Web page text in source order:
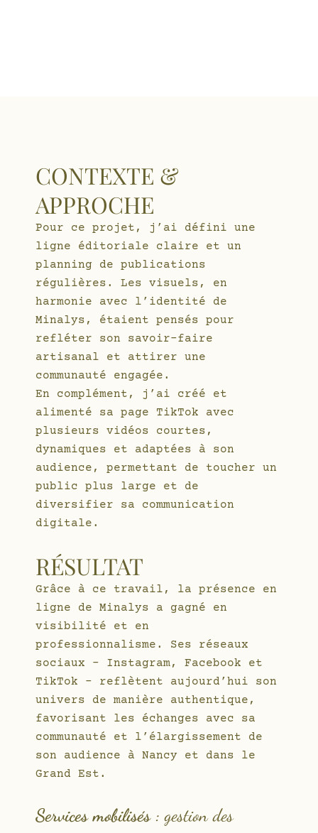
CONTEXTE &
APPROCHE
Pour ce projet, j’ai défini une
ligne éditoriale claire et un
planning de publications
régulières. Les visuels, en
harmonie avec l’identité de
Minalys, étaient pensés pour
refléter son savoir-faire
artisanal et attirer une
communauté engagée.
En complément, j’ai créé et
alimenté sa page TikTok avec
plusieurs vidéos courtes,
dynamiques et adaptées à son
audience, permettant de toucher un
public plus large et de
diversifier sa communication
digitale.
RÉSULTAT
Grâce à ce travail, la présence en
ligne de Minalys a gagné en
visibilité et en
professionnalisme. Ses réseaux
sociaux – Instagram, Facebook et
TikTok – reflètent aujourd’hui son
univers de manière authentique,
favorisant les échanges avec sa
communauté et l’élargissement de
son audience à Nancy et dans le
Grand Est.
Services mobilisés : gestion des